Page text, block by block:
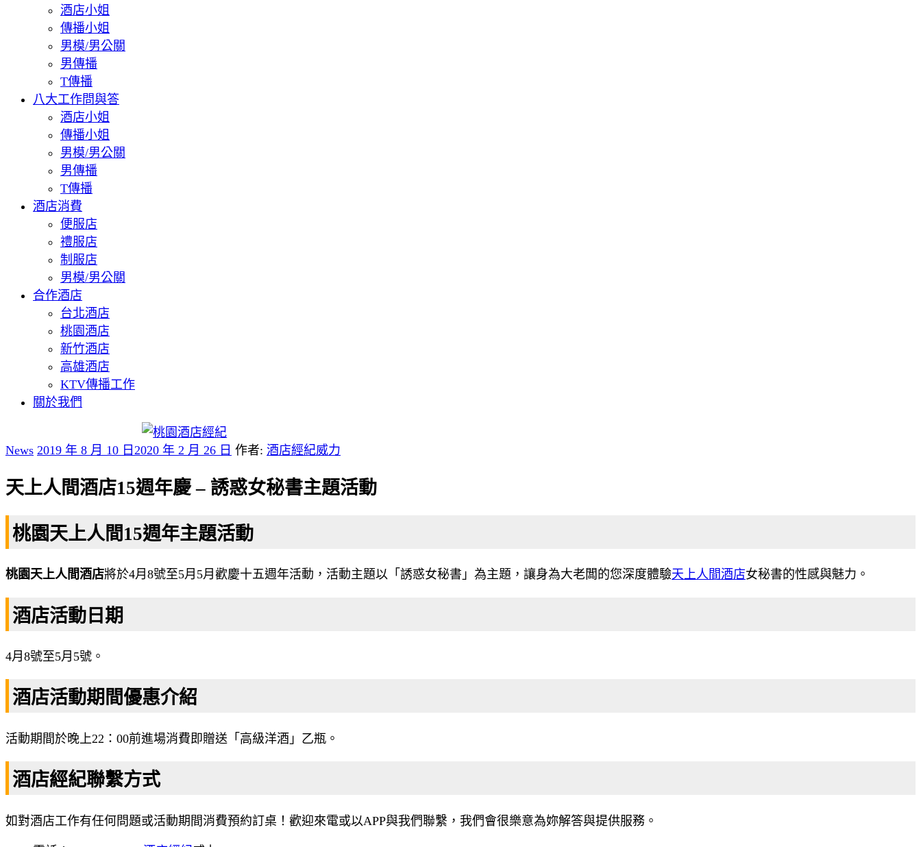
酒店小姐
傳播小姐
男模/男公關
男傳播
T傳播
八大工作問與答
酒店小姐
傳播小姐
男模/男公關
男傳播
T傳播
酒店消費
便服店
禮服店
制服店
男模/男公關
合作酒店
台北酒店
桃園酒店
新竹酒店
高雄酒店
KTV傳播工作
關於我們
News 2019 年 8 月 10 日 2020 年 2 月 26 日 作者: 酒店經紀威力
天上人間酒店15週年慶 – 誘惑女秘書主題活動
桃園天上人間15週年主題活動
桃園天上人間酒店將於4月8號至5月5月歡慶十五週年活動，活動主題以「誘惑女秘書」為主題，讓身為大老闆的您深度體驗天上人間酒店女秘書的性感與魅力。
酒店活動日期
4月8號至5月5號。
酒店活動期間優惠介紹
活動期間於晚上22：00前進場消費即贈送「高級洋酒」乙瓶。
酒店經紀聯繫方式
如對酒店工作有任何問題或活動期間消費預約訂桌！歡迎來電或以APP與我們聯繫，我們會很樂意為妳解答與提供服務。